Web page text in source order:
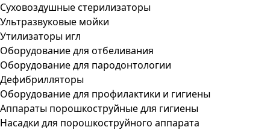
Суховоздушные стерилизаторы
Ультразвуковые мойки
Утилизаторы игл
Оборудование для отбеливания
Оборудование для пародонтологии
Дефибрилляторы
Оборудование для профилактики и гигиены
Аппараты порошкоструйные для гигиены
Насадки для порошкоструйного аппарата